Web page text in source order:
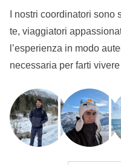
I nostri coordinatori
te, viaggiatori
l’esperienza in modo
necessaria per farti